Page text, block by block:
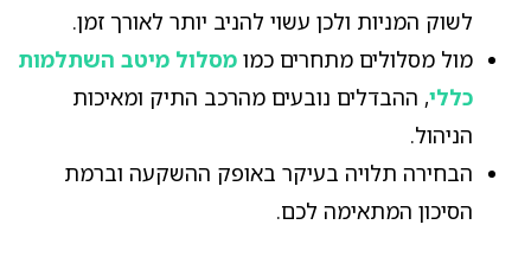
לשוק המניות ולכן עשוי להניב יותר לאורך זמן.
מול מסלולים מתחרים כמו מסלול מיטב השתלמות
כללי, ההבדלים נובעים מהרכב התיק ומאיכות
הניהול.
הבחירה תלויה בעיקר באופק ההשקעה וברמת
הסיכון המתאימה לכם.